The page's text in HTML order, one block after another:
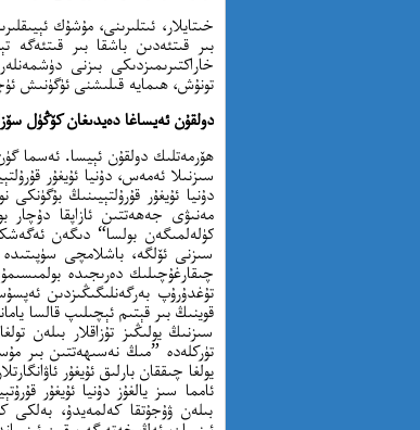
خىتايلار، ئىتلىرىنى، مۇشۇك
بىر قىتئەدىن باشقا بىر قىتئەگە
خاراكتىرىمىزدىكى بىزنى
تونۇش، ھىمايە قىلىشنى ئۈگۈنىش ئۈچۈن 40 يىل سىنا ياكى تاكلىماكان چۆلىدە ئېزىقىپ
دولقۇن ئەيساغا دەيدىغان كۆڭۈل
ھۆرمەتلىك دولقۇن ئېيسا. ئەسما
سىزنىلا ئەمەس، دۇنيا ئۇيغۇر
دۇنيا ئۇيغۇر قۇرۇلتېيىنىڭ
مەنىۋى جەھەتتىن ئازاپقا
كۈلەلمىگەن بولسا“ دىگەن
سىزنى ئۆلگە، باشلامچى
چىقارغۇچىلىك دەرىجىدە
تۇغدۇرۇپ بەرگەنلىگىڭىزدىن
قوينىڭ بىر قېتىم ئېچىلىپ قالسا
سىزنىڭ يولىڭىز تۇزاقلار بىلەن
تۈركلەدە ”مىڭ نەسىھەتتىن بىر
يولغا چىققان بارلىق ئۇيغۇر
ئامما سىز يالغۇز دۇنيا ئۇيغۇر
بىلەن ۋۇجۇتقا كەلمەيدۇ، بەلكى